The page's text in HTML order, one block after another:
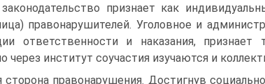
признает как
правонарушителей. Уголовное и
ответственности и наказа­ния, признает
через ин­ститут соучастия изучаются и
сторона правонарушения. Достигнув